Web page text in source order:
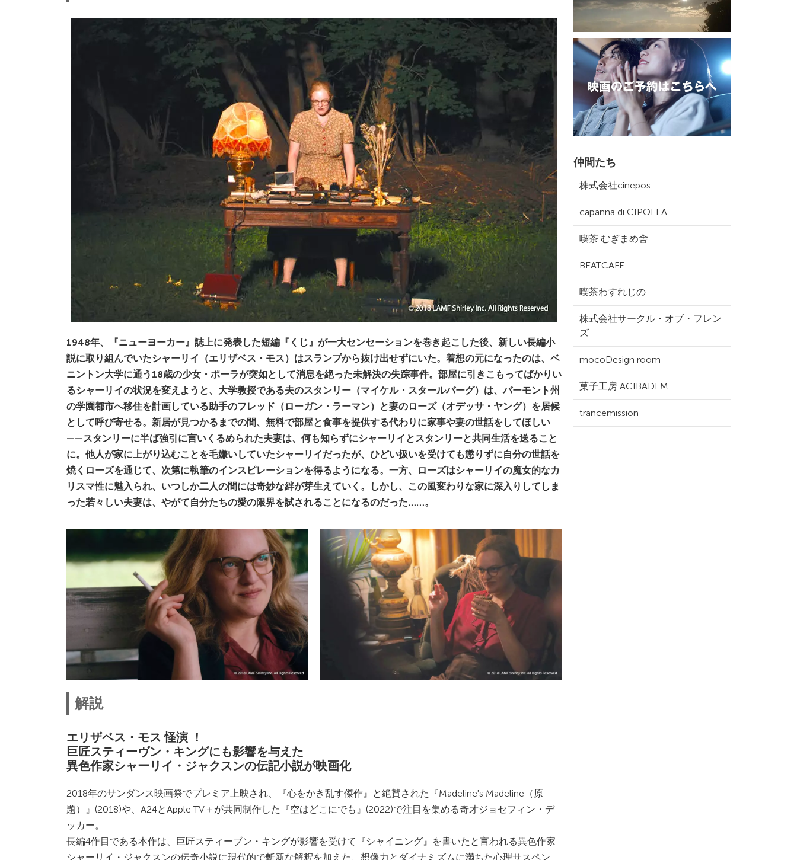
1948年、『ニューヨーカー』誌上に発表した短編『くじ』が一大センセーションを巻き起こした後、新しい長編小
説に取り組んでいたシャーリイ（エリザベス・モス）はスランプから抜け出せずにいた。着想の元になったのは、ベ
ニントン大学に通う18歳の少女・ポーラが突如として消息を絶った未解決の失踪事件。部屋に引きこもってばかりい
るシャーリイの状況を変えようと、大学教授である夫のスタンリー（マイケル・スタールバーグ）は、バーモント州
の学園都市へ移住を計画している助手のフレッド（ローガン・ラーマン）と妻のローズ（オデッサ・ヤング）を居候
として呼び寄せる。新居が見つかるまでの間、無料で部屋と食事を提供する代わりに家事や妻の世話をしてほしい
——スタンリーに半ば強引に言いくるめられた夫妻は、何も知らずにシャーリイとスタンリーと共同生活を送ること
に。他人が家に上がり込むことを毛嫌いしていたシャーリイだったが、ひどい扱いを受けても懲りずに自分の世話を
焼くローズを通じて、次第に執筆のインスピレーションを得るようになる。一方、ローズはシャーリイの魔女的なカ
リスマ性に魅入られ、いつしか二人の間には奇妙な絆が芽生えていく。しかし、この風変わりな家に深入りしてしま
った若々しい夫妻は、やがて自分たちの愛の限界を試されることになるのだった……。
解説
エリザベス・モス 怪演 ！
巨匠スティーヴン・キングにも影響を与えた
異色作家シャーリイ・ジャクスンの伝記小説が映画化
2018年のサンダンス映画祭でプレミア上映され、『心をかき乱す傑作』と絶賛された『Madeline's Madeline（原
題）』(2018)や、A24とApple TV＋が共同制作した『空はどこにでも』(2022)で注目を集める奇才ジョセフィン・デ
ッカー。
長編4作目である本作は、巨匠スティーブン・キングが影響を受けて『シャイニング』を書いたと言われる異色作家
シャーリイ・ジャクスンの伝奇小説に現代的で斬新な解釈を加えた、想像力とダイナミズムに満ちた心理サスペン
仲間たち
株式会社cinepos
capanna di CIPOLLA
喫茶 むぎまめ舎
BEATCAFE
喫茶わすれじの
株式会社サークル・オブ・フレン
ズ
mocoDesign room
菓子工房 ACIBADEM
trancemission